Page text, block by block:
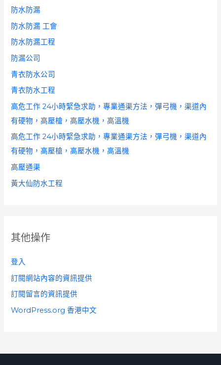
防水防漏
防水防漏 工會
防水防漏工程
防漏公司
青衣防水公司
青衣防水工程
高危工作 24小時緊急求助，專業通渠方法，彈弓機，渠道內
有硬物，高壓槍，高壓水機，高溫機
高危工作 24小時緊急求助，專業通渠方法，彈弓機，渠道內
有硬物，高壓槍，高壓水機，高溫機
高壓通渠
黃大仙防水工程
其他操作
登入
訂閱網站內容的資訊提供
訂閱留言的資訊提供
WordPress.org 香港中文